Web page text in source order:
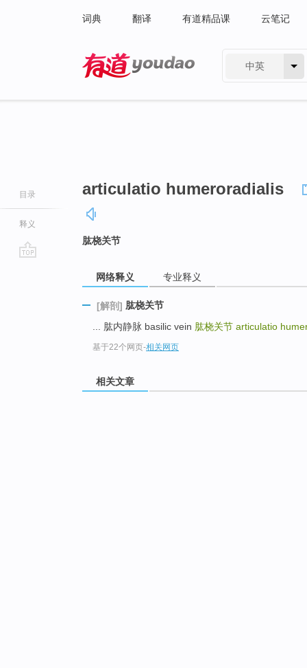
词典 翻译 有道精品课 云笔记
中英
目录
释义
articulatio humeroradialis
肱桡关节
网络释义 专业释义
[解剖] 肱桡关节
... 肱内静脉 basilic vein 肱桡关节 articulatio
基于22个网页-相关网页
相关文章